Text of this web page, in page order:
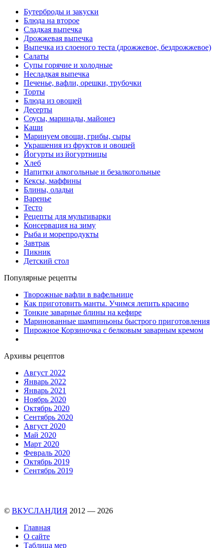
Бутерброды и закуски
Блюда на второе
Сладкая выпечка
Дрожжевая выпечка
Выпечка из слоеного теста (дрожжевое, бездрожжевое)
Салаты
Супы горячие и холодные
Несладкая выпечка
Печенье, вафли, орешки, трубочки
Торты
Блюда из овощей
Десерты
Соусы, маринады, майонез
Каши
Маринуем овощи, грибы, сыры
Украшения из фруктов и овощей
Йогурты из йогуртницы
Хлеб
Напитки алкогольные и безалкогольные
Кексы, маффины
Блины, оладьи
Варенье
Тесто
Рецепты для мультиварки
Консервация на зиму
Рыба и морепродукты
Завтрак
Пикник
Детский стол
Популярные рецепты
Творожные вафли в вафельнице
Как приготовить манты. Учимся лепить красиво
Тонкие заварные блины на кефире
Маринованные шампиньоны быстрого приготовления
Пирожное Корзиночка с белковым заварным кремом
Архивы рецептов
Август 2022
Январь 2022
Январь 2021
Ноябрь 2020
Октябрь 2020
Сентябрь 2020
Август 2020
Май 2020
Март 2020
Февраль 2020
Октябрь 2019
Сентябрь 2019
© ВКУСЛАНДИЯ 2012 — 2026
Главная
О сайте
Таблица мер